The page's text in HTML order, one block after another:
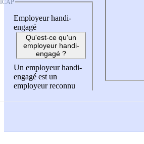
Employeur handi-
engagé
Qu'est-ce qu'un
employeur handi-
engagé ?
Un employeur handi-
engagé est un
employeur reconnu